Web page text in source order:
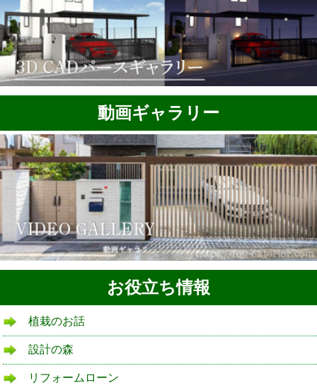
動画ギャラリー
お役立ち情報
植栽のお話
設計の森
リフォームローン